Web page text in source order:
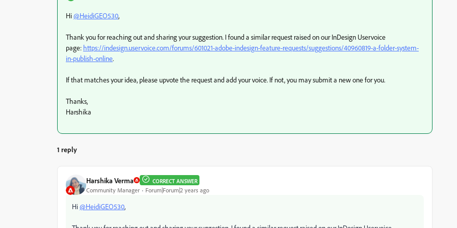
Hi@HeidiGEO530,
Thank you for reaching out and sharing your suggestion. I found a similar request raised on our InDesign Uservoice
page: https://indesign.uservoice.com/forums/601021-adobe-indesign-feature-requests/suggestions/40960819-a-folder-system-
in-publish-online.
If that matches your idea, please upvote the request and add your voice. If not, you may submit a new one for you.
Thanks,
Harshika
1 reply
Harshika Verma CORRECT ANSWER
Community Manager Forum|Forum|2 years ago
Hi@HeidiGEO530,